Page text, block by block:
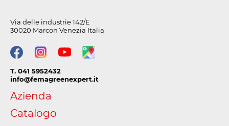
Via delle industrie 142/E
30020 Marcon Venezia Italia
T. 041 5952432
info@femagreenexpert.it
Azienda
Catalogo